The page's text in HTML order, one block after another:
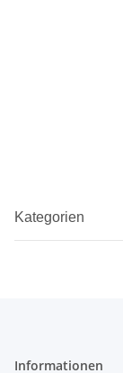
Kategorien
Informationen